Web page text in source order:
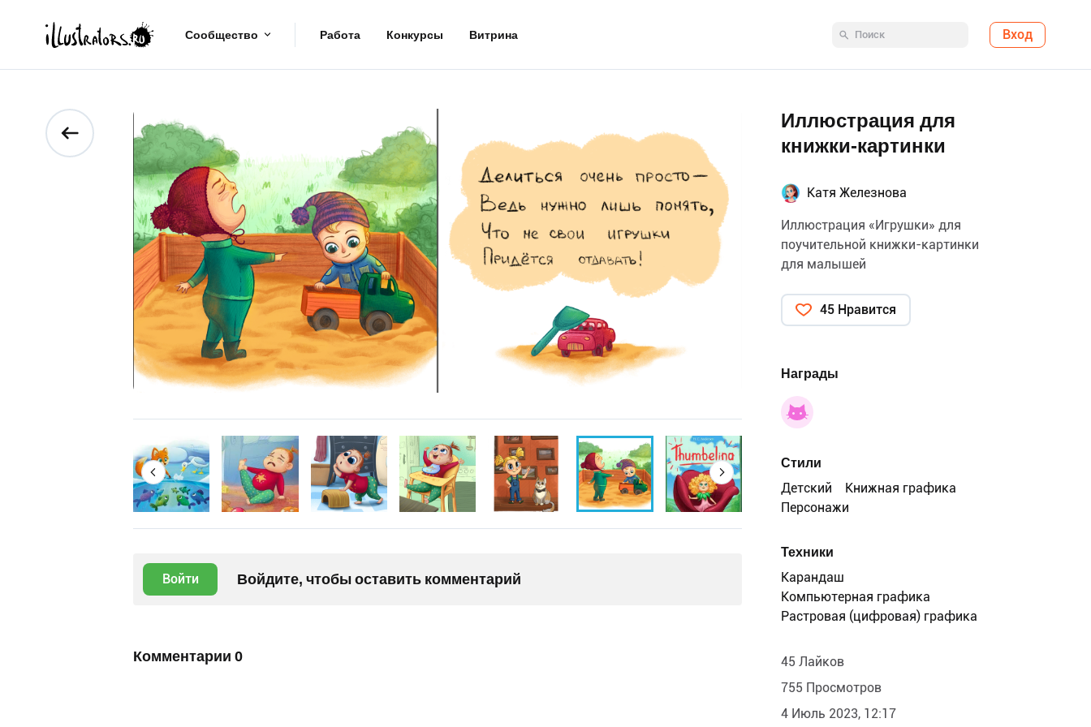
Сообщество Работа Конкурсы Витрина Вход
Войти Войдите, чтобы оставить комментарий
Комментарии 0
Иллюстрация для
книжки-картинки
Катя Железнова
Иллюстрация «Игрушки» для
поучительной книжки-картинки
для малышей
45 Нравится
Награды
Стили
Детский
Книжная графика
Персонажи
Техники
Карандаш
Компьютерная графика
Растровая (цифровая) графика
45 Лайков
755 Просмотров
4 Июль 2023, 12:17